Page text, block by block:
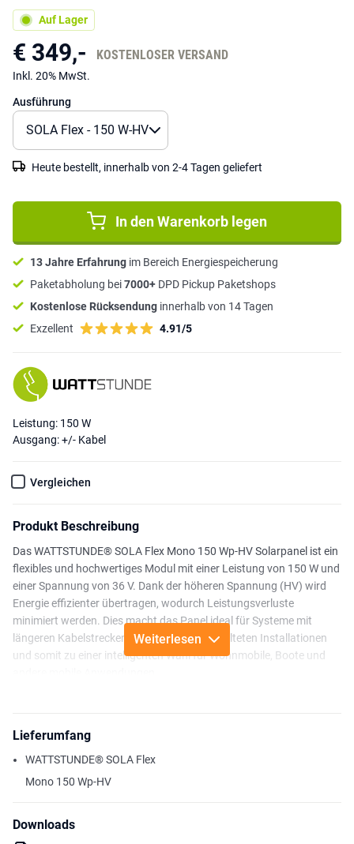
Auf Lager
€ 349,- KOSTENLOSER VERSAND
Inkl. 20% MwSt.
Ausführung
Heute bestellt, innerhalb von 2-4 Tagen geliefert
In den Warenkorb legen
13 Jahre Erfahrung im Bereich Energiespeicherung
Paketabholung bei7000+ DPD Pickup Paketshops
Kostenlose Rücksendung innerhalb von 14 Tagen
Exzellent
4.91/5
Leistung: 150 W
Ausgang: +/- Kabel
Vergleichen
Produkt Beschreibung
Das WATTSTUNDE® SOLA Flex Mono 150 Wp-HV Solarpanel ist ein
flexibles und hochwertiges Modul mit einer Leistung von 150 W und
einer Spannung von 36 V. Dank der höheren Spannung (HV) wird
Energie effizienter übertragen, wodurch Leistungsverluste
minimiert werden. Dies macht das Panel ideal für Systeme mit
längeren Kabelstrecken oder in Reihe geschalteten Installationen
und somit zu einer intelligenten Wahl für Wohnmobile, Boote und
Booten. Dadurch ist es eine praktische Lösung für Installationen
mit begrenztem Platzangebot. Die monokristallinen Solarzellen
Mit einer Höhe von nur 3,1 mm kann das Panel auf verschiedenen
Gewicht hinzuzufügen.
Weiterlesen
Lieferumfang
WATTSTUNDE® SOLA Flex
Mono 150 Wp-HV
Downloads